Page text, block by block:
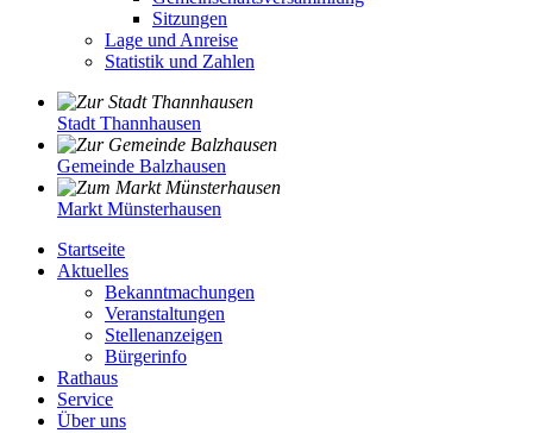
Sitzungen
Lage und Anreise
Statistik und Zahlen
Stadt Thannhausen
Gemeinde Balzhausen
Markt Münsterhausen
Startseite
Aktuelles
Bekanntmachungen
Veranstaltungen
Stellenanzeigen
Bürgerinfo
Rathaus
Service
Über uns